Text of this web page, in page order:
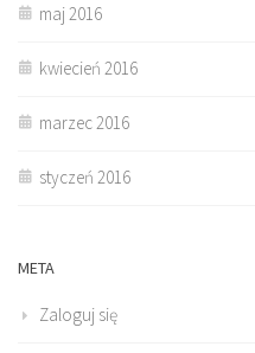
maj 2016
kwiecień 2016
marzec 2016
styczeń 2016
META
Zaloguj się